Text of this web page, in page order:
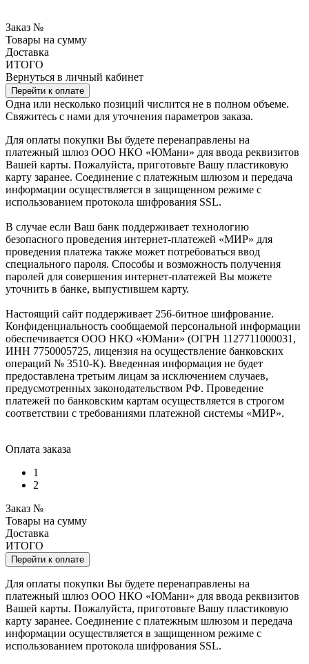
Заказ №
Товары на сумму
Доставка
ИТОГО
Вернуться в личный кабинет
Перейти к оплате
Одна или несколько позиций числится не в полном объеме.
Свяжитесь с нами для уточнения параметров заказа.
Для оплаты покупки Вы будете перенаправлены на
платежный шлюз ООО НКО «ЮМани» для ввода реквизитов
Вашей карты. Пожалуйста, приготовьте Вашу пластиковую
карту заранее. Соединение с платежным шлюзом и передача
информации осуществляется в защищенном режиме с
использованием протокола шифрования SSL.
В случае если Ваш банк поддерживает технологию
безопасного проведения интернет-платежей «МИР» для
проведения платежа также может потребоваться ввод
специального пароля. Способы и возможность получения
паролей для совершения интернет-платежей Вы можете
уточнить в банке, выпустившем карту.
Настоящий сайт поддерживает 256-битное шифрование.
Конфиденциальность сообщаемой персональной информации
обеспечивается ООО НКО «ЮМани» (ОГРН 1127711000031,
ИНН 7750005725, лицензия на осуществление банковских
операций № 3510-К). Введенная информация не будет
предоставлена третьим лицам за исключением случаев,
предусмотренных законодательством РФ. Проведение
платежей по банковским картам осуществляется в строгом
соответствии с требованиями платежной системы «МИР».
Оплата заказа
1
2
Заказ №
Товары на сумму
Доставка
ИТОГО
Перейти к оплате
Для оплаты покупки Вы будете перенаправлены на
платежный шлюз ООО НКО «ЮМани» для ввода реквизитов
Вашей карты. Пожалуйста, приготовьте Вашу пластиковую
карту заранее. Соединение с платежным шлюзом и передача
информации осуществляется в защищенном режиме с
использованием протокола шифрования SSL.